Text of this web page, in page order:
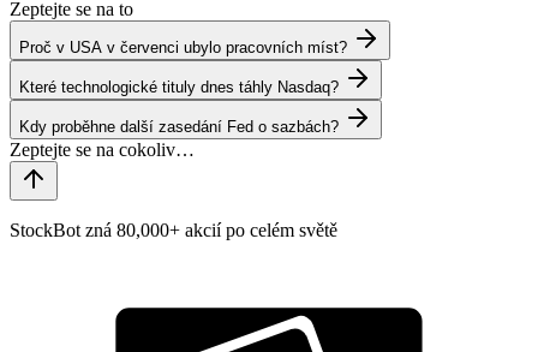
Zeptejte se na to
Proč v USA v červenci ubylo pracovních míst?
Které technologické tituly dnes táhly Nasdaq?
Kdy proběhne další zasedání Fed o sazbách?
StockBot zná 80,000+ akcií po celém světě